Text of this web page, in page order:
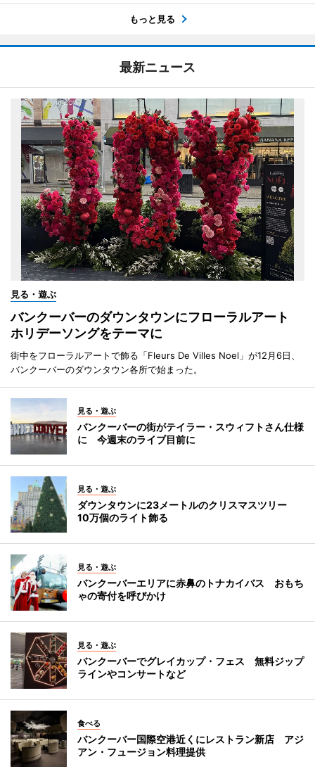
もっと見る
最新ニュース
見る・遊ぶ
バンクーバーのダウンタウンにフローラルアート
ホリデーソングをテーマに
街中をフローラルアートで飾る「Fleurs De Villes Noel」が12月6日、
バンクーバーのダウンタウン各所で始まった。
見る・遊ぶ
バンクーバーの街がテイラー・スウィフトさん仕様
に 今週末のライブ目前に
見る・遊ぶ
ダウンタウンに23メートルのクリスマスツリー
10万個のライト飾る
見る・遊ぶ
バンクーバーエリアに赤鼻のトナカイバス おもち
ゃの寄付を呼びかけ
見る・遊ぶ
バンクーバーでグレイカップ・フェス 無料ジップ
ラインやコンサートなど
食べる
バンクーバー国際空港近くにレストラン新店 アジ
アン・フュージョン料理提供